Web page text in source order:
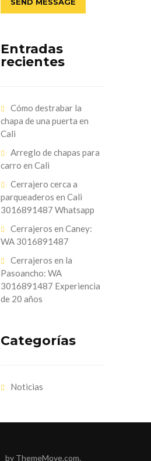
Entradas
recientes
Cómo destrabar la
chapa de una puerta en
Cali
Arreglo de chapas para
carro en Cali
Cerrajero cerca a
parqueaderos en Cali
3016891487 Whatsapp
Cerrajeros en Caney:
WA 3016891487
Cerrajeros en la
Pasoancho: WA
3016891487 Experiencia
de 20 años
Categorías
Noticias
by ThemeMove.com.